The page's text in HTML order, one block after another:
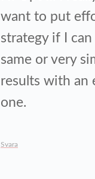
want to put
strategy if I
same or very
results with an
one.
Svara